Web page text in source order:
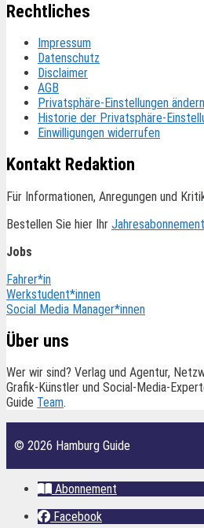
Rechtliches
Impressum
Datenschutz
Disclaimer
AGB
Privatsphäre-Einstellungen ändern
Historie der Privatsphäre-
Einwilligungen widerrufen
Kontakt Redaktion
Für Informationen, Anregungen und
Bestellen Sie hier Ihr Jahresabonnement
Jobs
Fahrer*in
Werkstudent*innen
Social Media Manager*innen
Über uns
Wer wir sind? Verlag und Agentur,
Grafik-Künstler und Social-Media-
Guide Team.
© 2026 Hamburg Guide
Abonnement
Facebook